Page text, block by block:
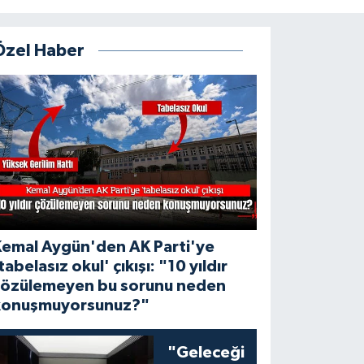
Haber
Aygün'den AK Parti'ye
okul' çıkışı: "10 yıldır
bu sorunu neden
"Geleceği